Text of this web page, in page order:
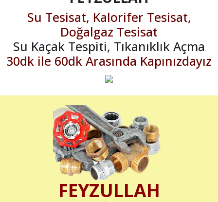
Su Tesisat, Kalorifer Tesisat,
Doğalgaz Tesisat
Su Kaçak Tespiti, Tıkanıklık Açma
30dk ile 60dk Arasında Kapınızdayız
FEYZULLAH